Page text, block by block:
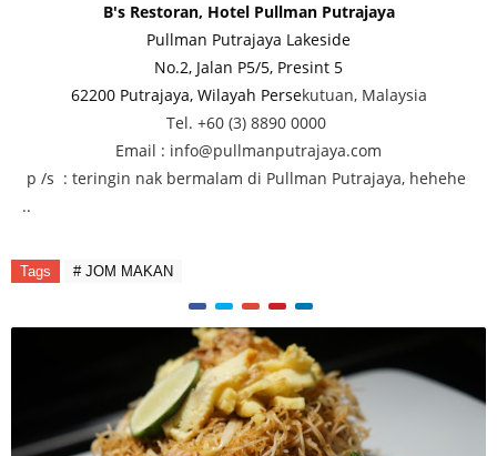
B's Restoran, Hotel Pullman Putrajaya
Pullman Putrajaya Lakeside
No.2, Jalan P5/5, Presint 5
62200 Putrajaya, Wilayah Persekutuan, Malaysia
Tel. +60 (3) 8890 0000
Email : info@pullmanputrajaya.com
p /s : teringin nak bermalam di Pullman Putrajaya, hehehe
..
Tags # JOM MAKAN